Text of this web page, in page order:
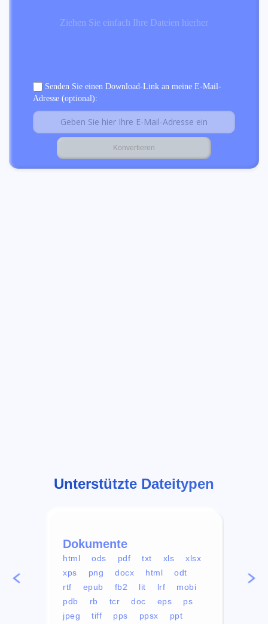
Ziehen Sie einfach Ihre Dateien hierher
Senden Sie einen Download-Link an meine E-Mail-
Adresse (optional):
Unterstützte Dateitypen
Dokumente
html ods pdf txt xls
xlsx
xps
png docx html
odt
rtf
epub fb2 lit lrf
mobi
pdb
rb tcr doc eps
ps
jpeg
tiff pps ppsx
ppt
mp4